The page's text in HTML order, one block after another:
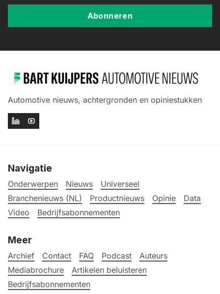
Abonneren
Automotive nieuws, achtergronden en opiniestukken
Navigatie
Onderwerpen Nieuws
Universeel
Branchenieuws (NL)
Productnieuws Opinie
Data
Video
Bedrijfsabonnementen
Meer
Archief Contact FAQ Podcast
Auteurs
Mediabrochure
Artikelen beluisteren
Bedrijfsabonnementen